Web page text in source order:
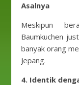
Asalnya
Meskipun
Baumkuchen
banyak orang
Jepang.
4. Identik